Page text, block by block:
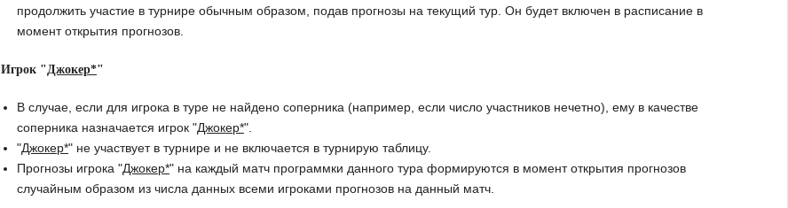
продолжить участие в турнире обычным образом, подав прогнозы на текущий тур. Он будет включен в расписание в
момент открытия прогнозов.
Игрок "Джокер*"
В случае, если для игрока в туре не найдено соперника (например, если число участников нечетно), ему в качестве
соперника назначается игрок "Джокер*".
"Джокер*" не участвует в турнире и не включается в турнирую таблицу.
Прогнозы игрока "Джокер*" на каждый матч программки данного тура формируются в момент открытия прогнозов
случайным образом из числа данных всеми игроками прогнозов на данный матч.